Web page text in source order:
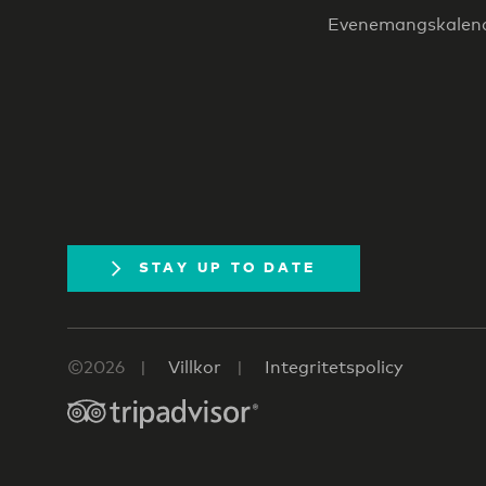
STAY UP TO DATE
©2026 Villkor Integritetspolicy